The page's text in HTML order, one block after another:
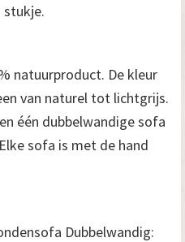
stukje.
natuurproduct. De kleur
van naturel tot lichtgrijs.
één dubbelwandige sofa
sofa is met de hand
Dubbelwandig: